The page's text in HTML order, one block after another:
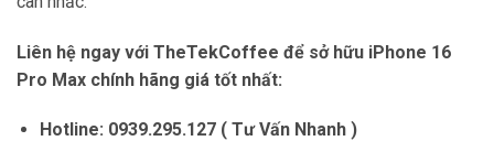
Liên hệ ngay với TheTekCoffee để sở hữu iPhone 16
Pro Max chính hãng giá tốt nhất:
Hotline: 0939.295.127 ( Tư Vấn Nhanh )